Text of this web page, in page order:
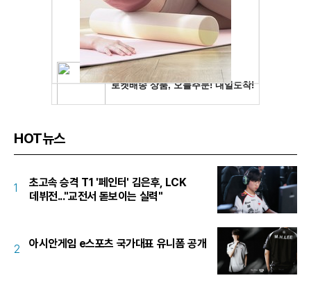
HOT뉴스
1
초고속 승격 T1 '페인터' 김은후, LCK
데뷔전..."교전서 돋보이는 실력"
2 아시안게임 e스포츠 국가대표 유니폼 공개